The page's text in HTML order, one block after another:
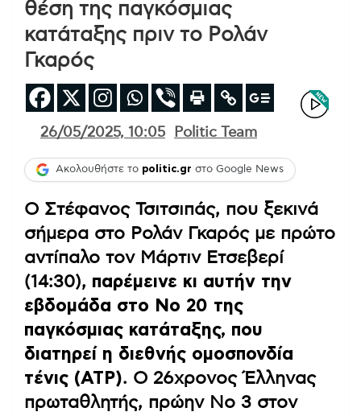
θέση της παγκόσμιας
κατάταξης πριν το Ρολάν
Γκαρός
26/05/2025, 10:05 Politic Team
Ακολουθήστε το politic.gr στο Google News
Ο Στέφανος Τσιτσιπάς, που ξεκινά
σήμερα στο Ρολάν Γκαρός με πρώτο
αντίπαλο τον Μάρτιν Ετσεβερί
(14:30), παρέμεινε κι αυτήν την
εβδομάδα στο Νο 20 της
παγκόσμιας κατάταξης, που
διατηρεί η διεθνής ομοσπονδία
τένις (ATP). Ο 26χρονος Έλληνας
πρωταθλητής, πρώην Νο 3 στον